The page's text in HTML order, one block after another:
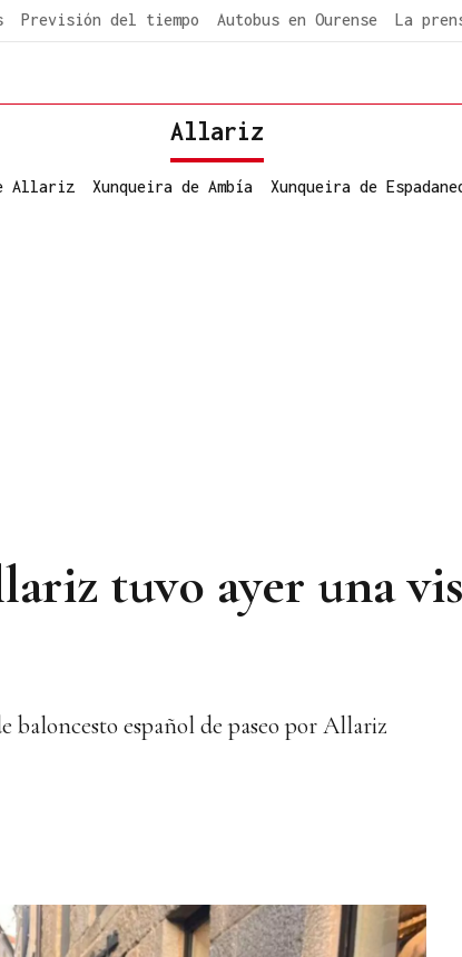
Previsión del tiempo Autobus en Ourense La
Allariz
Allariz Xunqueira de Ambía Xunqueira de
tuvo ayer una
español de paseo por Allariz